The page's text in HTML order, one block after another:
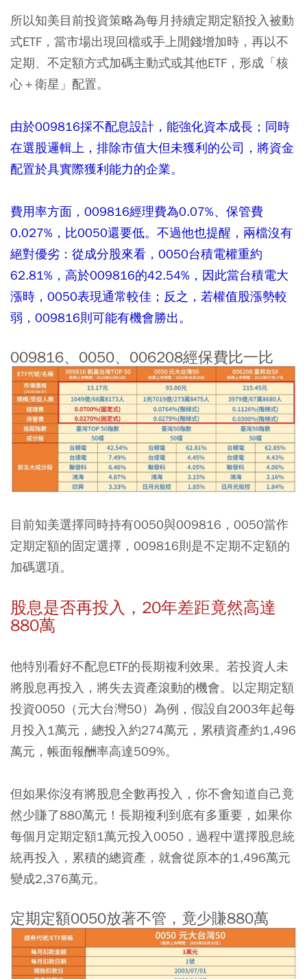
所以知美目前投資策略為每月持續定期定額投入被動
式ETF，當市場出現回檔或手上閒錢增加時，再以不
定期、不定額方式加碼主動式或其他ETF，形成「核
心＋衛星」配置。
由於009816採不配息設計，能強化資本成長；同時
在選股邏輯上，排除市值大但未獲利的公司，將資金
配置於具實際獲利能力的企業。
費用率方面，009816經理費為0.07%、保管費
0.027%，比0050還要低。不過他也提醒，兩檔沒有
絕對優劣：從成分股來看，0050台積電權重約
62.81%，高於009816的42.54%，因此當台積電大
漲時，0050表現通常較佳；反之，若權值股漲勢較
弱，009816則可能有機會勝出。
009816、0050、006208經保費比一比
目前知美選擇同時持有0050與009816，0050當作
定期定額的固定選擇，009816則是不定期不定額的
加碼選項。
股息是否再投入，20年差距竟然高達
880萬
他特別看好不配息ETF的長期複利效果。若投資人未
將股息再投入，將失去資產滾動的機會。以定期定額
投資0050（元大台灣50）為例，假設自2003年起每
月投入1萬元，總投入約274萬元，累積資產約1,496
萬元，帳面報酬率高達509%。
但如果你沒有將股息全數再投入，你不會知道自己竟
然少賺了880萬元！長期複利到底有多重要，如果你
每個月定期定額1萬元投入0050，過程中選擇股息統
統再投入，累積的總資產，就會從原本的1,496萬元
變成2,376萬元。
定期定額0050放著不管，竟少賺880萬